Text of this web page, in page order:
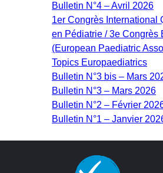
Bulletin N°4 – Avril 2026
1er Congrès International
en Pédiatrie / 3e Congrès
(European Paediatric
Topics Europaediatrics
Bulletin N°3 bis – Mars
Bulletin N°3 – Mars 2026
Bulletin N°2 – Février
Bulletin N°1 – Janvier